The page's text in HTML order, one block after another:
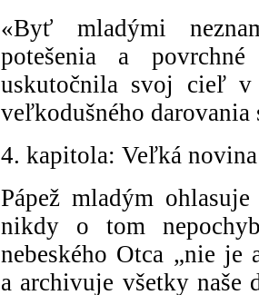
«Byť mladými
potešenia a
uskutočnila svoj cieľ v
veľkodušného
4. kapitola: Veľká
Pápež mladým
nikdy o tom
nebeského Otca „nie
a archivuje všetky naše